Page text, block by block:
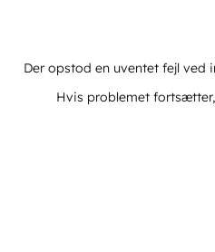
Der opstod en uventet fejl ved
Hvis problemet